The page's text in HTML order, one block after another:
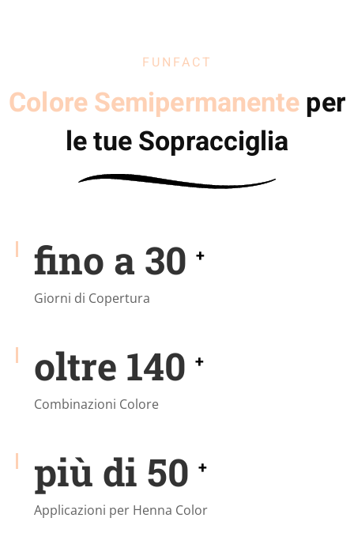
FUNFACT
Colore Semipermanenteper
le tue Sopracciglia
fino a 30 +
Giorni di Copertura
oltre 140 +
Combinazioni Colore
più di 50 +
Applicazioni per Henna Color